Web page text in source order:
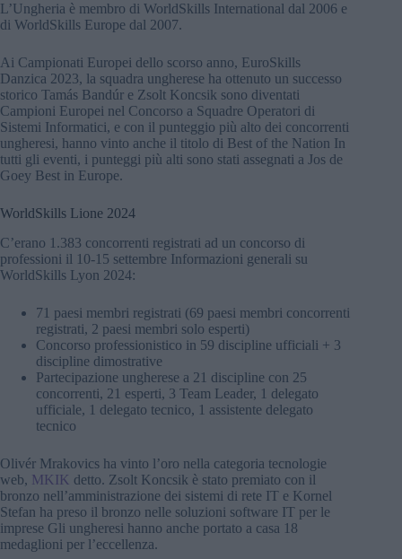
L’Ungheria è membro di WorldSkills International dal 2006 e
di WorldSkills Europe dal 2007.
Ai Campionati Europei dello scorso anno, EuroSkills
Danzica 2023, la squadra ungherese ha ottenuto un successo
storico Tamás Bandúr e Zsolt Koncsik sono diventati
Campioni Europei nel Concorso a Squadre Operatori di
Sistemi Informatici, e con il punteggio più alto dei concorrenti
ungheresi, hanno vinto anche il titolo di Best of the Nation In
tutti gli eventi, i punteggi più alti sono stati assegnati a Jos de
Goey Best in Europe.
WorldSkills Lione 2024
C’erano 1.383 concorrenti registrati ad un concorso di
professioni il 10-15 settembre Informazioni generali su
WorldSkills Lyon 2024:
71 paesi membri registrati (69 paesi membri concorrenti
registrati, 2 paesi membri solo esperti)
Concorso professionistico in 59 discipline ufficiali + 3
discipline dimostrative
Partecipazione ungherese a 21 discipline con 25
concorrenti, 21 esperti, 3 Team Leader, 1 delegato
ufficiale, 1 delegato tecnico, 1 assistente delegato
tecnico
Olivér Mrakovics ha vinto l’oro nella categoria tecnologie
web, MKIK detto. Zsolt Koncsik è stato premiato con il
bronzo nell’amministrazione dei sistemi di rete IT e Kornel
Stefan ha preso il bronzo nelle soluzioni software IT per le
imprese Gli ungheresi hanno anche portato a casa 18
medaglioni per l’eccellenza.